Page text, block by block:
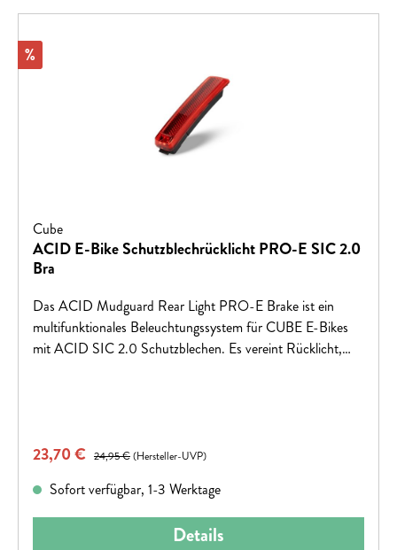
Rabatt
%
Cube
ACID E-Bike Schutzblechrücklicht PRO-E SIC 2.0
Bra
Das ACID Mudguard Rear Light PRO-E Brake ist ein
multifunktionales Beleuchtungssystem für CUBE E-Bikes
mit ACID SIC 2.0 Schutzblechen. Es vereint Rücklicht,
erhöht die Sicherheit, indem sie nachfolgende
langes Kabel mit Anschluss für Bosch-Motoren sorgt für
erhöhte Sichtbarkeit und Sicherheit des Fahrers.
Verkaufspreis:
23,70 € Regulärer Preis:
24,95 €(Hersteller-UVP)
Sofort verfügbar, 1-3 Werktage
Details